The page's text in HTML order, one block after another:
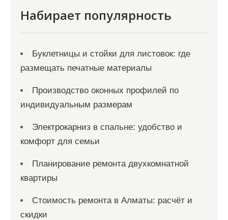
м
Набирает популярность
Буклетницы и стойки для листовок: где
размещать печатные материалы
Производство оконных профилей по
индивидуальным размерам
Электрокарниз в спальне: удобство и
комфорт для семьи
Планирование ремонта двухкомнатной
квартиры
Стоимость ремонта в Алматы: расчёт и
скидки